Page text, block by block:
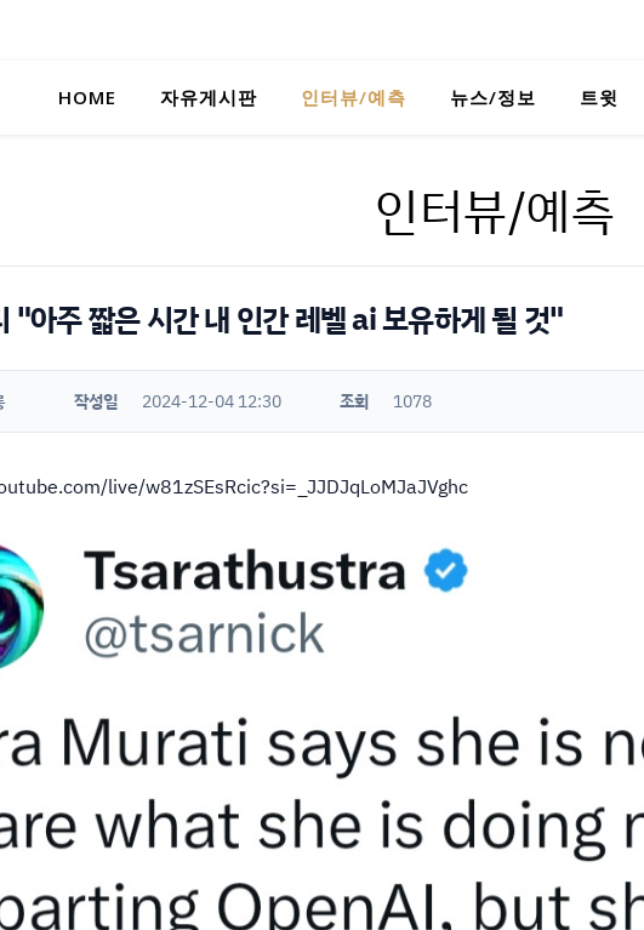
HOME 자유게시판 인터뷰/예측 뉴스/정보 트윗
인터뷰/예측
"아주 짧은 시간 내 인간 레벨 ai 보유하게 될 것"
작성일 2024-12-04 12:30 조회 1078
live/w81zSEsRcic?si=_JJDJqLoMJaJVghc